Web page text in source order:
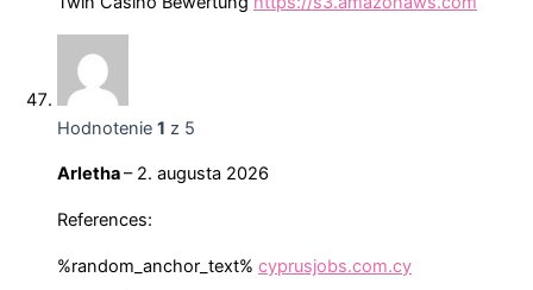
Hodnotenie 1 z 5
Arletha– 2. augusta 2026
References:
%random_anchor_text% cyprusjobs.com.cy